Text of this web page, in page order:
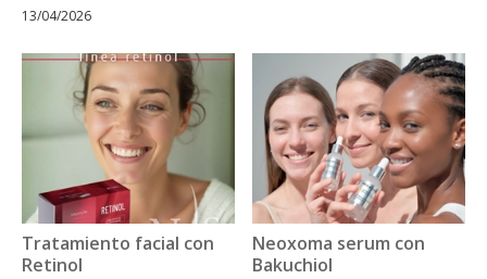
13/04/2026
Tratamiento facial con
Retinol
Neoxoma serum con
Bakuchiol